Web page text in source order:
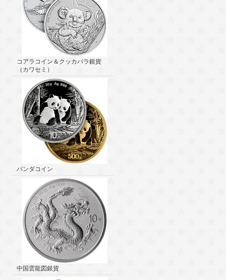
コアラコイン＆クッカバラ銀貨
（カワセミ）
パンダコイン
中国雲龍図銀貨